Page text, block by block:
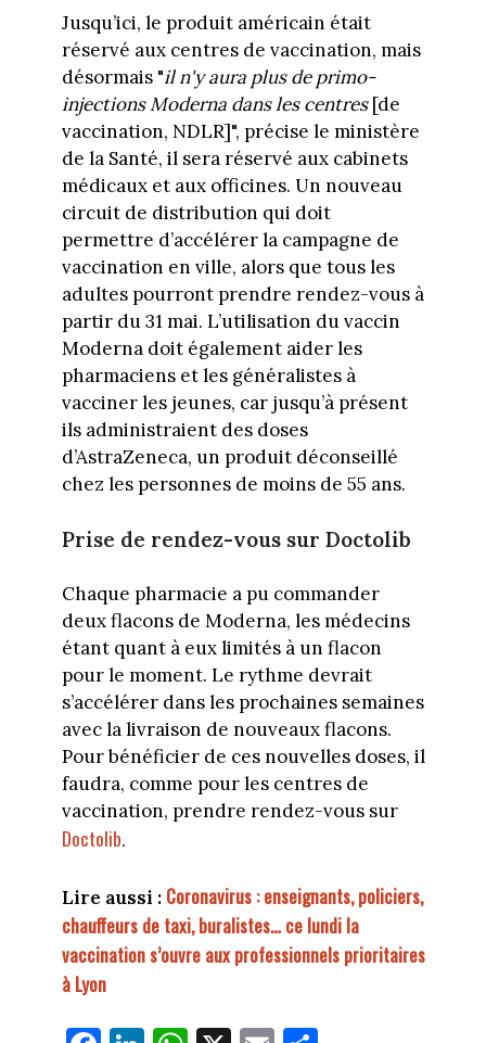
Jusqu’ici, le produit américain était
réservé aux centres de vaccination, mais
désormais "il n'y aura plus de primo-
injections Moderna dans les centres[de
vaccination, NDLR]", précise le ministère
de la Santé, il sera réservé aux cabinets
médicaux et aux officines. Un nouveau
circuit de distribution qui doit
permettre d’accélérer la campagne de
vaccination en ville, alors que tous les
adultes pourront prendre rendez-vous à
partir du 31 mai. L’utilisation du vaccin
Moderna doit également aider les
pharmaciens et les généralistes à
vacciner les jeunes, car jusqu’à présent
ils administraient des doses
d’AstraZeneca, un produit déconseillé
chez les personnes de moins de 55 ans.
Prise de rendez-vous sur Doctolib
Chaque pharmacie a pu commander
deux flacons de Moderna, les médecins
étant quant à eux limités à un flacon
pour le moment. Le rythme devrait
s’accélérer dans les prochaines semaines
avec la livraison de nouveaux flacons.
Pour bénéficier de ces nouvelles doses, il
faudra, comme pour les centres de
vaccination, prendre rendez-vous sur
Doctolib.
Lire aussi : Coronavirus : enseignants, policiers,
chauffeurs de taxi, buralistes… ce lundi la
vaccination s’ouvre aux professionnels prioritaires
à Lyon